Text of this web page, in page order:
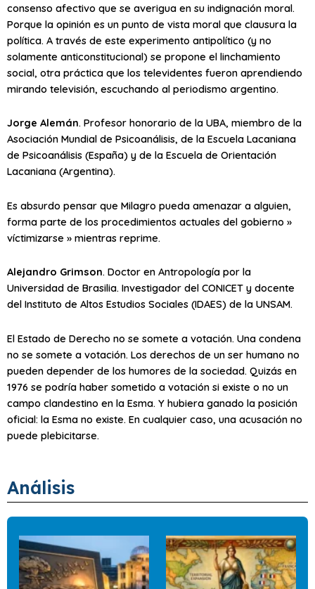
consenso afectivo que se averigua en su indignación moral.
Porque la opinión es un punto de vista moral que clausura la
política. A través de este experimento antipolítico (y no
solamente anticonstitucional) se propone el linchamiento
social, otra práctica que los televidentes fueron aprendiendo
mirando televisión, escuchando al periodismo argentino.
Jorge Alemán. Profesor honorario de la UBA, miembro de la
Asociación Mundial de Psicoanálisis, de la Escuela Lacaniana
de Psicoanálisis (España) y de la Escuela de Orientación
Lacaniana (Argentina).
Es absurdo pensar que Milagro pueda amenazar a alguien,
forma parte de los procedimientos actuales del gobierno »
víctimizarse » mientras reprime.
Alejandro Grimson. Doctor en Antropología por la
Universidad de Brasilia. Investigador del CONICET y docente
del Instituto de Altos Estudios Sociales (IDAES) de la UNSAM.
El Estado de Derecho no se somete a votación. Una condena
no se somete a votación. Los derechos de un ser humano no
pueden depender de los humores de la sociedad. Quizás en
1976 se podría haber sometido a votación si existe o no un
campo clandestino en la Esma. Y hubiera ganado la posición
oficial: la Esma no existe. En cualquier caso, una acusación no
puede plebicitarse.
Análisis